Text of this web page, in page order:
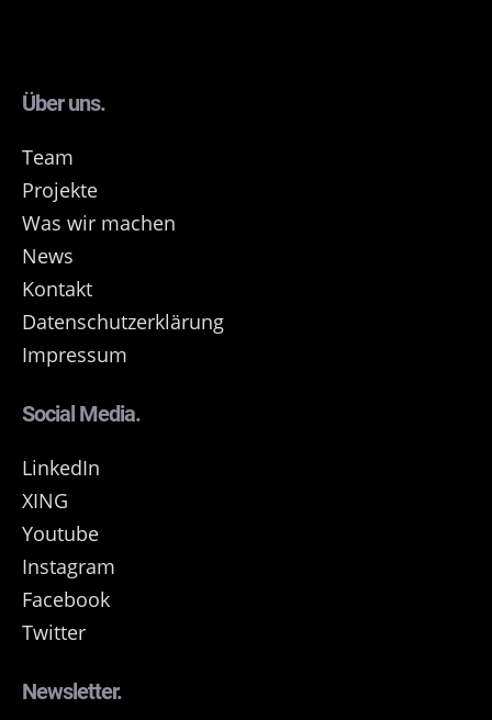
Über uns.
Team
Projekte
Was wir machen
News
Kontakt
Datenschutzerklärung
Impressum
Social Media.
LinkedIn
XING
Youtube
Instagram
Facebook
Twitter
Newsletter.